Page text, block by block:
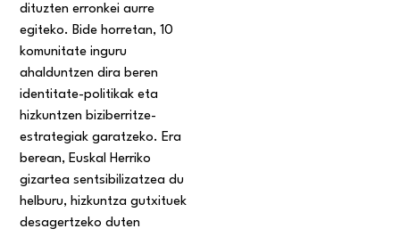
dituzten erronkei aurre
egiteko. Bide horretan, 10
komunitate inguru
ahalduntzen dira beren
identitate-politikak eta
hizkuntzen biziberritze-
estrategiak garatzeko. Era
berean, Euskal Herriko
gizartea sentsibilizatzea du
helburu, hizkuntza gutxituek
desagertzeko duten